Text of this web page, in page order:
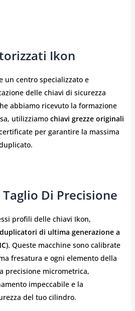
Ikon
un centro specializzato e
delle chiavi di sicurezza
abbiamo ricevuto la formazione
utilizziamo chiavi grezze originali
per garantire la massima
Di Precisione
profili delle chiavi Ikon,
di ultima generazione a
. Queste macchine sono calibrate
fresatura e ogni elemento della
precisione micrometrica,
impeccabile e la
del tuo cilindro.